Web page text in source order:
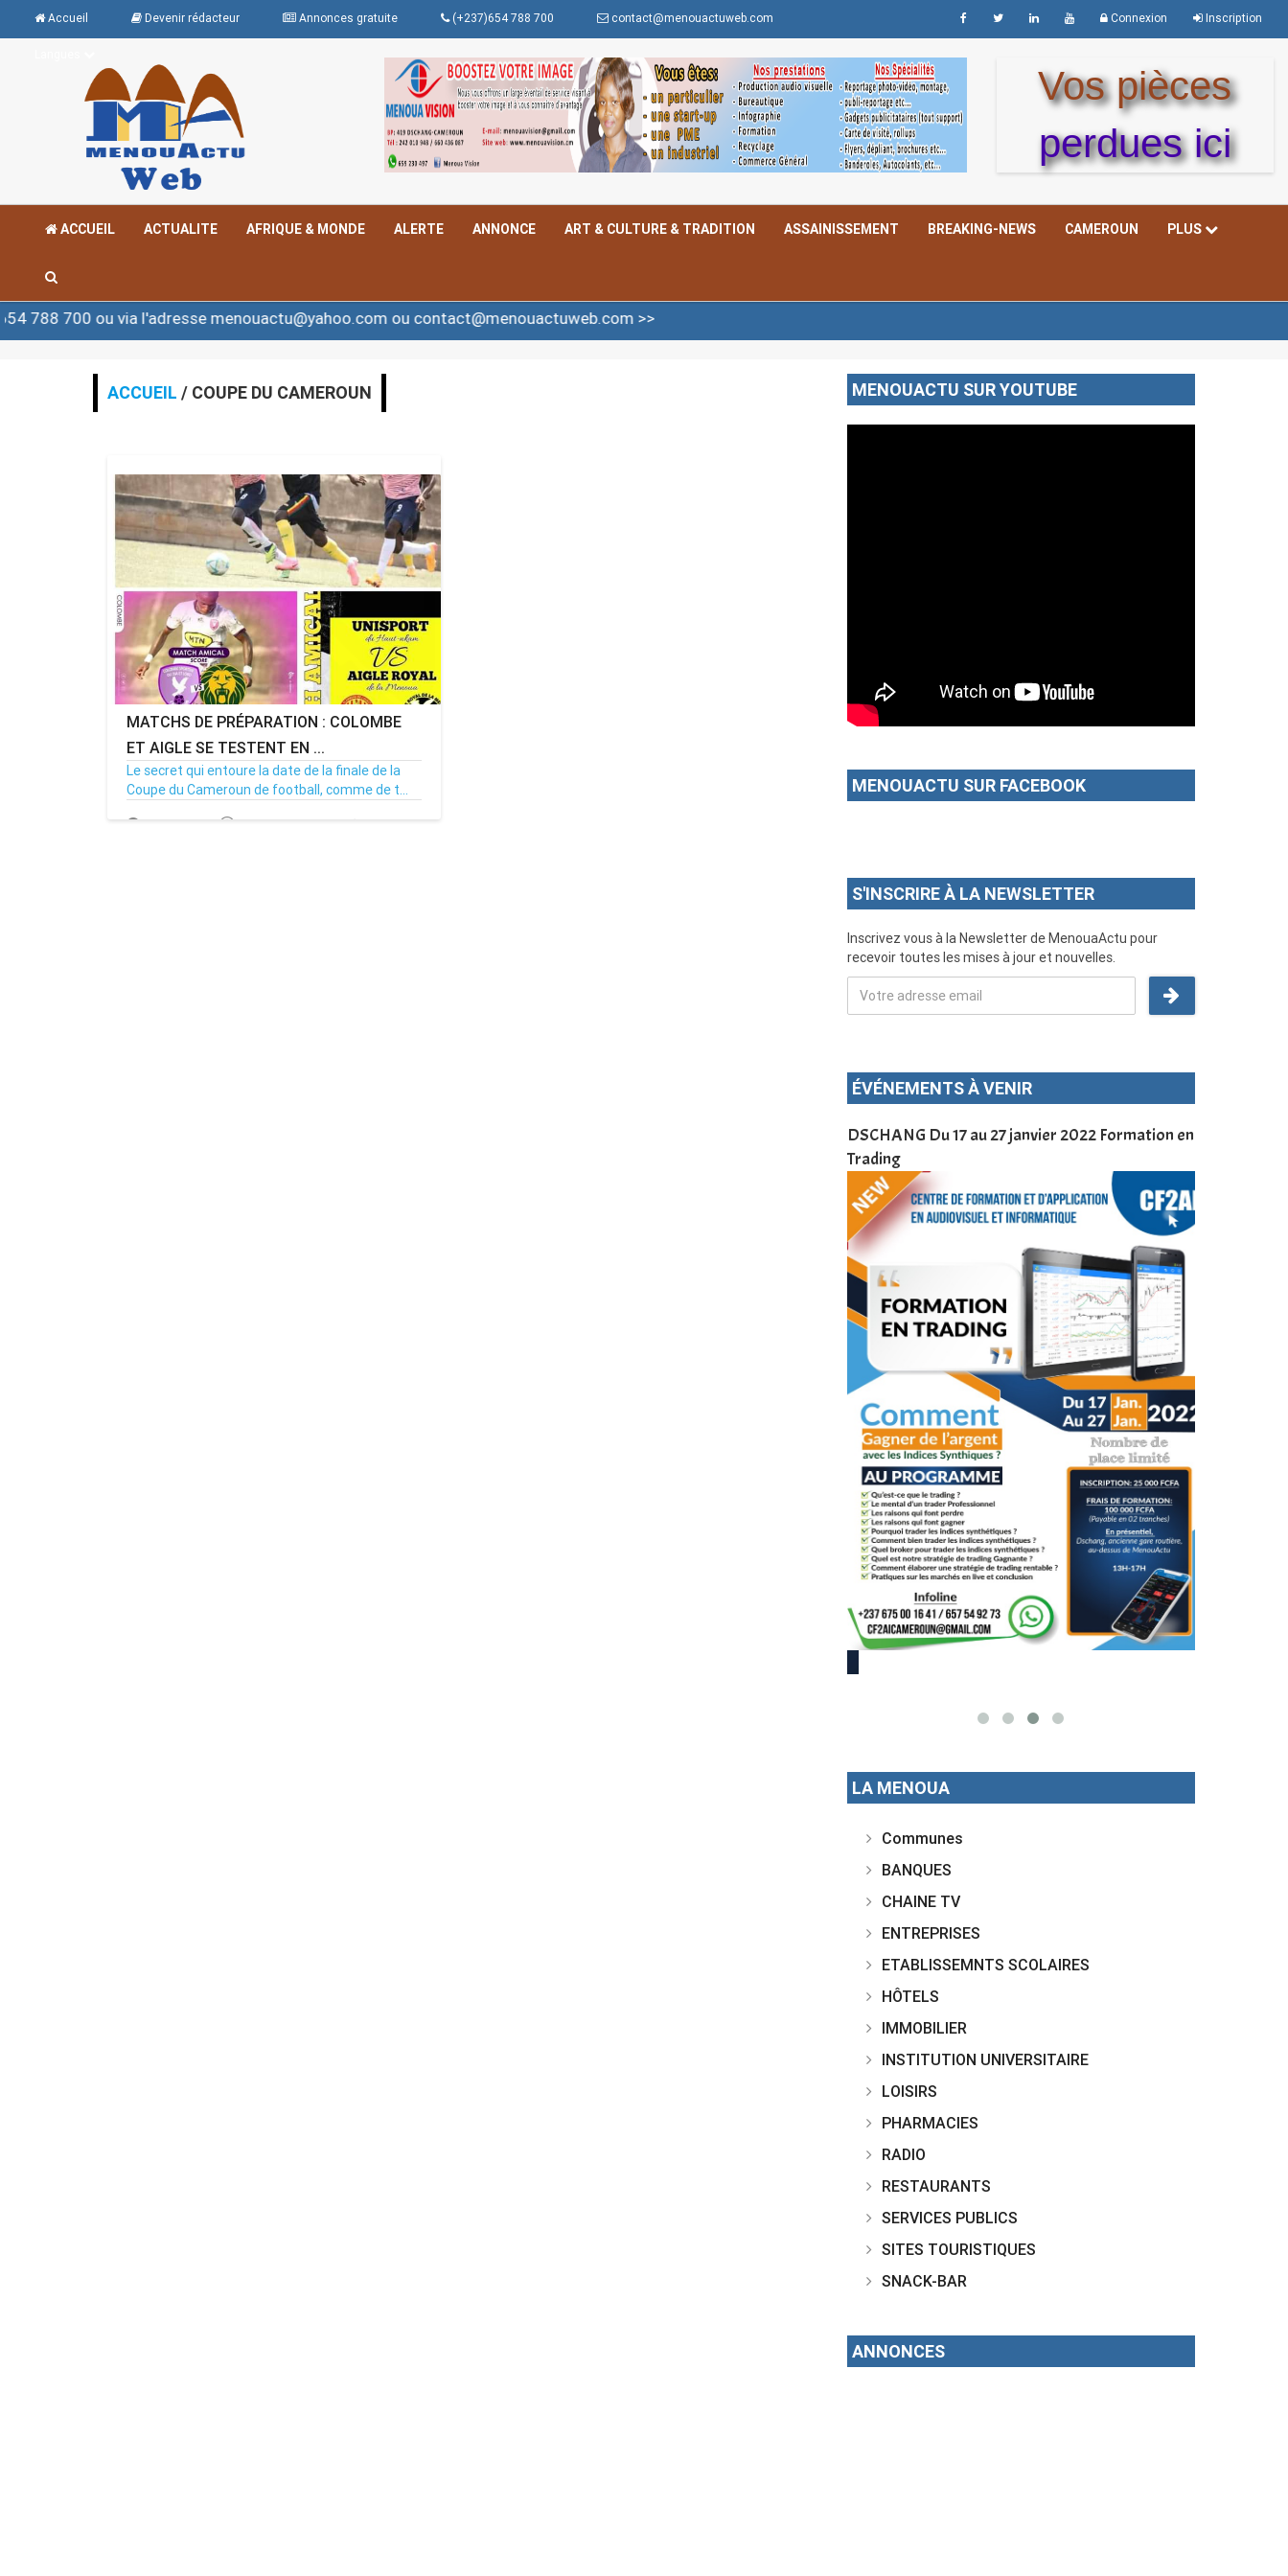
Accueil Devenir rédacteur Annonces gratuite (+237)654 788 700 contact@menouactuweb.com Connexion Inscription
Vos pièces
perdues ici
ACCUEIL ACTUALITE AFRIQUE & MONDE ALERTE ANNONCE ART & CULTURE & TRADITION ASSAINISSEMENT BREAKING-NEWS CAMEROUN PLUS
ou via l'adresse menouactu@yahoo.com ou contact@menouactuweb.com >>
ACCUEIL / COUPE DU CAMEROUN
MATCHS DE PRÉPARATION : COLOMBE
ET AIGLE SE TESTENT EN ...
Le secret qui entoure la date de la finale de la
Coupe du Cameroun de football, comme de t...
14/09/24 Par MenouActu 0
MENOUACTU SUR YOUTUBE
MENOUACTU SUR FACEBOOK
S'INSCRIRE À LA NEWSLETTER
Inscrivez vous à la Newsletter de MenouaActu pour
recevoir toutes les mises à jour et nouvelles.
ÉVÉNEMENTS À VENIR
DSCHANG Du 17 au 27 janvier 2022 Formation en
Trading
Cameroun
LA MENOUA
Communes
BANQUES
CHAINE TV
ENTREPRISES
ETABLISSEMNTS SCOLAIRES
HÔTELS
IMMOBILIER
INSTITUTION UNIVERSITAIRE
LOISIRS
PHARMACIES
RADIO
RESTAURANTS
SERVICES PUBLICS
SITES TOURISTIQUES
SNACK-BAR
ANNONCES